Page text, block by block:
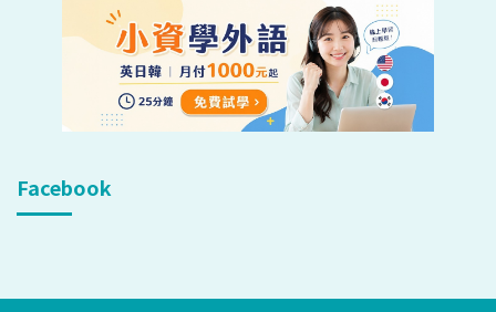
Facebook